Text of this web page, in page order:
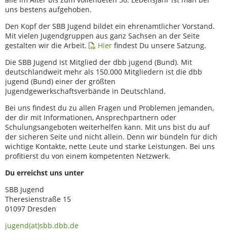
uns bestens aufgehoben.
Den Kopf der SBB Jugend bildet ein ehrenamtlicher Vorstand.
Mit vielen Jugendgruppen aus ganz Sachsen an der Seite
gestalten wir die Arbeit.
Hier findest Du unsere Satzung.
Die SBB Jugend ist Mitglied der dbb jugend (Bund). Mit
deutschlandweit mehr als 150.000 Mitgliedern ist die dbb
jugend (Bund) einer der größten
Jugendgewerkschaftsverbände in Deutschland.
Bei uns findest du zu allen Fragen und Problemen jemanden,
der dir mit Informationen, Ansprechpartnern oder
Schulungsangeboten weiterhelfen kann. Mit uns bist du auf
der sicheren Seite und nicht allein. Denn wir bündeln für dich
wichtige Kontakte, nette Leute und starke Leistungen. Bei uns
profitierst du von einem kompetenten Netzwerk.
Du erreichst uns unter
SBB Jugend
Theresienstraße 15
01097 Dresden
jugend(at)sbb.dbb.de